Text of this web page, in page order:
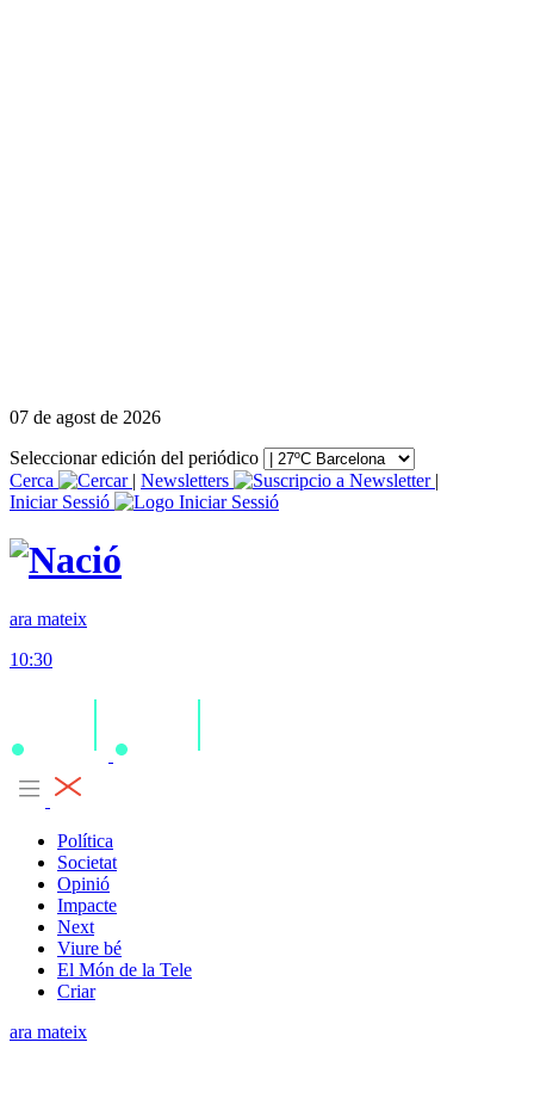
07 de agost de 2026
Seleccionar edición del periódico
Cerca
| Newsletters
|
Iniciar Sessió
ara mateix
10:30
Política
Societat
Opinió
Impacte
Next
Viure bé
El Món de la Tele
Criar
ara mateix